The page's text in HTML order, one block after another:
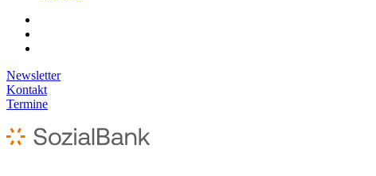
Newsletter
Kontakt
Termine